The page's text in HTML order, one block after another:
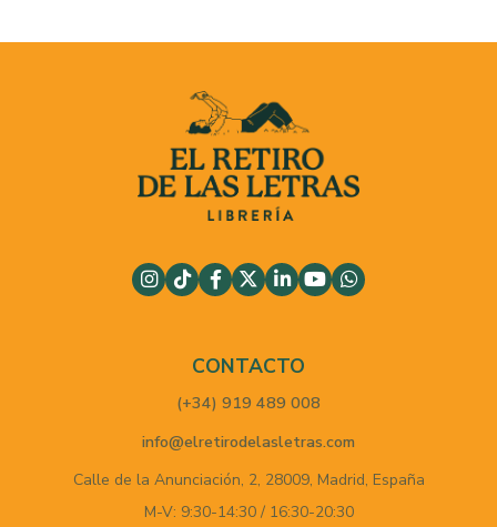
CONTACTO
(+34) 919 489 008
info@elretirodelasletras.com
Calle de la Anunciación, 2, 28009, Madrid, España
M-V: 9:30-14:30 / 16:30-20:30